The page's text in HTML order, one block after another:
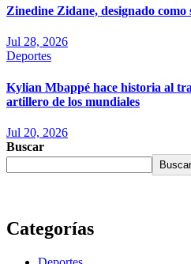
Zinedine Zidane, designado como
Jul 28, 2026
Deportes
Kylian Mbappé hace historia al
artillero de los mundiales
Jul 20, 2026
Buscar
Categorías